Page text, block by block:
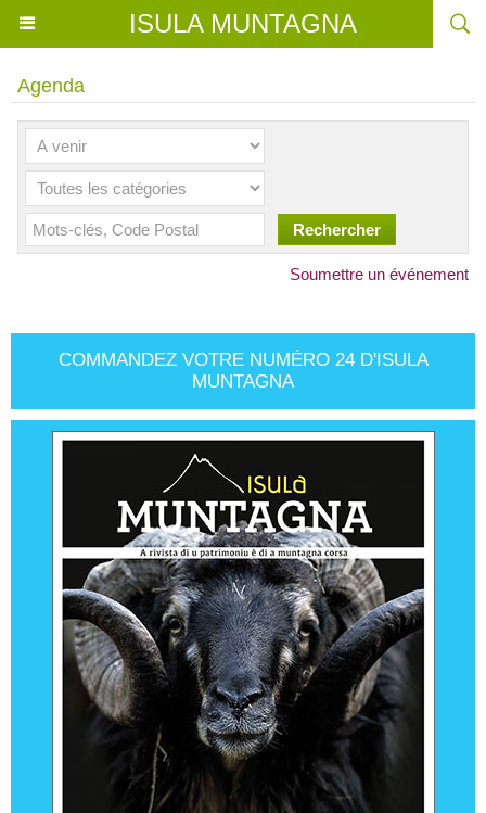
ISULA MUNTAGNA
Agenda
Soumettre un événement
COMMANDEZ VOTRE NUMÉRO 24 D'ISULA
MUNTAGNA